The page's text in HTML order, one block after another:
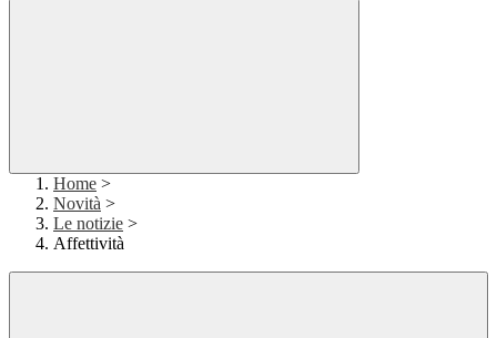
Home >
Novità >
Le notizie >
Affettività